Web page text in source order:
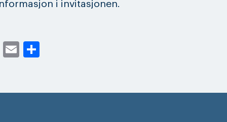
i invitasjonen.
Twitter
Email